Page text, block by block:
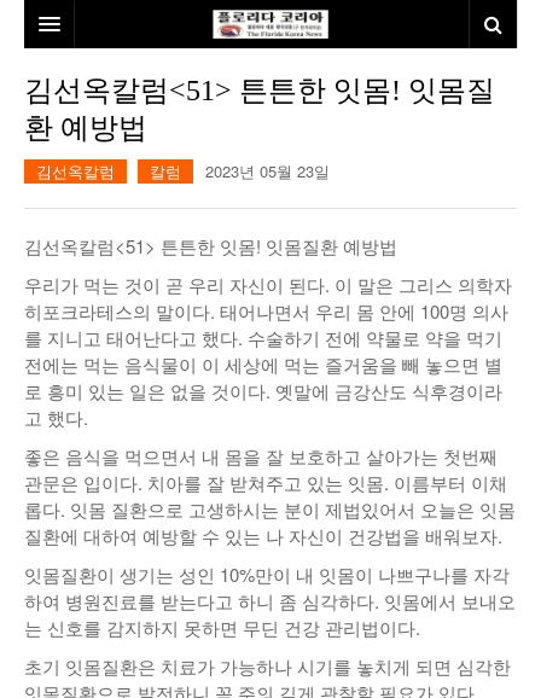
본사소개
뉴스
김명열칼럼
이명덕칼럼
김선옥칼럼
김원동칼럼
본보특집
100인선/독자광장
100인선
독자광장
여행
인근여행지
놀이공원
낚시/비치
인터뷰/탐방
김선옥칼럼<51> 튼튼한 잇몸! 잇몸질
환 예방법
김선옥칼럼 칼럼 2023년 05월 23일
김선옥칼럼<51> 튼튼한 잇몸! 잇몸질환 예방법
우리가 먹는 것이 곧 우리 자신이 된다. 이 말은 그리스 의학자
히포크라테스의 말이다. 태어나면서 우리 몸 안에 100명 의사
를 지니고 태어난다고 했다. 수술하기 전에 약물로 약을 먹기
전에는 먹는 음식물이 이 세상에 먹는 즐거움을 빼 놓으면 별
로 흥미 있는 일은 없을 것이다. 옛말에 금강산도 식후경이라
고 했다.
좋은 음식을 먹으면서 내 몸을 잘 보호하고 살아가는 첫번째
관문은 입이다. 치아를 잘 받쳐주고 있는 잇몸. 이름부터 이채
롭다. 잇몸 질환으로 고생하시는 분이 제법있어서 오늘은 잇몸
질환에 대하여 예방할 수 있는 나 자신이 건강법을 배워보자.
잇몸질환이 생기는 성인 10%만이 내 잇몸이 나쁘구나를 자각
하여 병원진료를 받는다고 하니 좀 심각하다. 잇몸에서 보내오
는 신호를 감지하지 못하면 무딘 건강 관리법이다.
초기 잇몸질환은 치료가 가능하나 시기를 놓치게 되면 심각한
잇몸질환으로 발전하니 꼭 주의 깊게 관찰할 필요가 있다.